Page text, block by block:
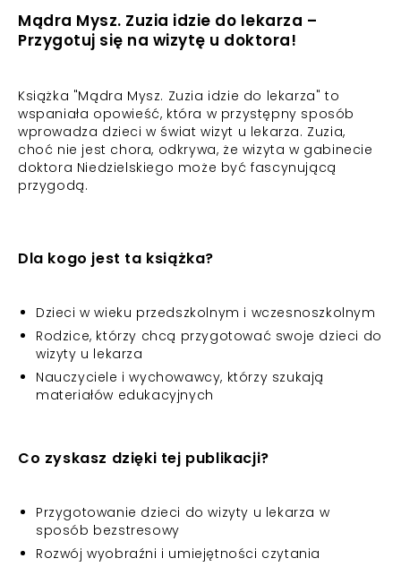
Mądra Mysz. Zuzia idzie do lekarza –
Przygotuj się na wizytę u doktora!
Książka "Mądra Mysz. Zuzia idzie do lekarza" to
wspaniała opowieść, która w przystępny sposób
wprowadza dzieci w świat wizyt u lekarza. Zuzia,
choć nie jest chora, odkrywa, że wizyta w gabinecie
doktora Niedzielskiego może być fascynującą
przygodą.
Dla kogo jest ta książka?
Dzieci w wieku przedszkolnym i wczesnoszkolnym
Rodzice, którzy chcą przygotować swoje dzieci do
wizyty u lekarza
Nauczyciele i wychowawcy, którzy szukają
materiałów edukacyjnych
Co zyskasz dzięki tej publikacji?
Przygotowanie dzieci do wizyty u lekarza w
sposób bezstresowy
Rozwój wyobraźni i umiejętności czytania